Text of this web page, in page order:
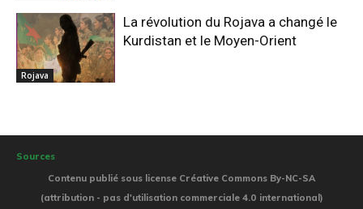
Rojava
La révolution du Rojava a changé le
Kurdistan et le Moyen-Orient
Sources
Contenu publié sous license Créative Commons By-NC-SA
(attribution - pas d'utilisation commerciale 4.0 international)